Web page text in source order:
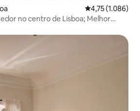
4,75 de uma
4,75 (1.086)
no centro de Lisboa; Melhor